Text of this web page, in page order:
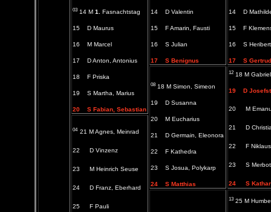
14 D Valentin
15 F Amarin, Fausti
16 S Julian
17 S Benignus
14 D
15 F
16 S Heribert
17 S
03 14 M 1. Fasnachtstag
15 D Maurus
16 M Marcel
17 D Anton, Antonius
18 F Priska
19 S Martha, Marius
20 S Fabian, Sebastian
0818 M Simon, Simeon
19 D Susanna
20 M Eucharius
21 D Germain, Eleonora
22 F Kathedra
23 S Josua, Polykarp
24 S Matthias
1218 M
19 D
20 M
21 D
22 F
23 S
24 S
04 21 M Agnes, Meinrad
22 D Vinzenz
23 M Heinrich Seuse
24 D Franz, Eberhard
25 F Pauli
1325 M